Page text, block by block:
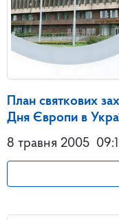
План святкових
Дня Європи в
8 травня 2005